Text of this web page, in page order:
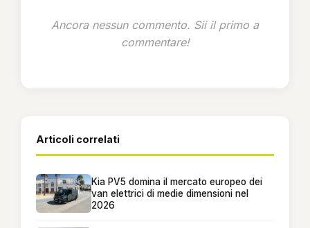
Ancora nessun commento. Sii il primo a
commentare!
Articoli correlati
Kia PV5 domina il mercato europeo dei
van elettrici di medie dimensioni nel
2026